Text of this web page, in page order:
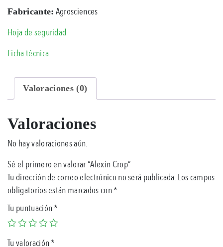
Fabricante: Agrosciences
Hoja de seguridad
Ficha técnica
Valoraciones (0)
Valoraciones
No hay valoraciones aún.
Sé el primero en valorar “Alexin Crop”
Tu dirección de correo electrónico no será publicada.Los campos
obligatorios están marcados con*
Tu puntuación*
Tu valoración*